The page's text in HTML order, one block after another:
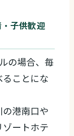
子供歓迎
の場合、毎
ことにな
港南口や
ートホテ